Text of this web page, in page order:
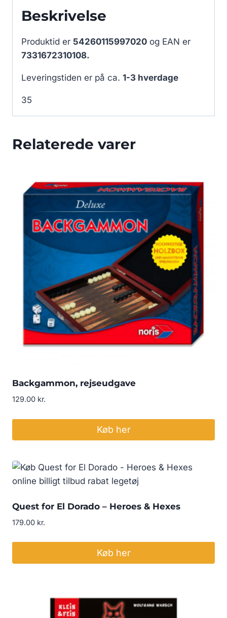
Beskrivelse
Produktid er 54260115997020 og EAN er
7331672310108.
Leveringstiden er på ca. 1-3 hverdage
35
Relaterede varer
Backgammon, rejseudgave
129.00 kr.
Køb her
Quest for El Dorado – Heroes & Hexes
179.00 kr.
Køb her